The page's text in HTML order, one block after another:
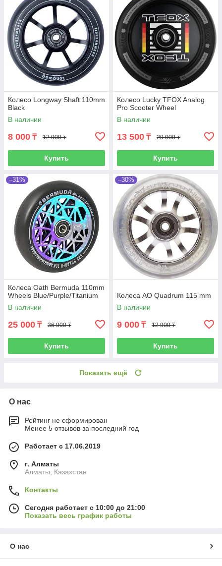
Колесо Longway Shaft 110mm
Black
В наличии
8 000 ₸ 12 000 ₸
Купить
Колесо Lucky TFOX Analog
Pro Scooter Wheel
В наличии
13 500 ₸ 20 000 ₸
Купить
–31%
Колеса Oath Bermuda 110mm
Wheels Blue/Purple/Titanium
В наличии
25 000 ₸ 36 000 ₸
Купить
–30%
Колеса AO Quadrum 115 mm
В наличии
9 000 ₸ 12 900 ₸
Купить
Показать ещё
О нас
Рейтинг не сформирован
Менее 5 отзывов за последний год
Работает с 17.06.2019
г. Алматы
Алматы, Казахстан
Контакты
Сегодня работает с 10:00 до 21:00
Показать весь график работы
О нас